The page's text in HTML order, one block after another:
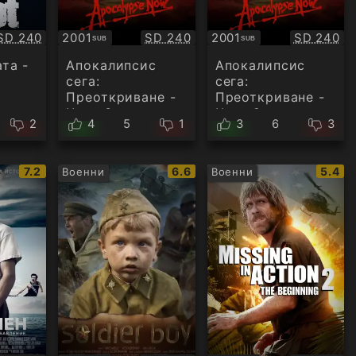
240
-
2
2001 SUB
Субтитри Качество:
SD 240
Апокалипсис
сега:
Преоткриване -
Част 3
4 5 1
2001SUB
Субтитри SD 240
Апокалипсис
сега:
Преоткриване -
Част 2
3 6 3
IMDb
рейтинг:
7.2 Военни
IMDb
рейтинг:
6.6 Военни
IMDb
5.4